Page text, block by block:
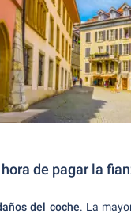
de pagar la
del coche. La